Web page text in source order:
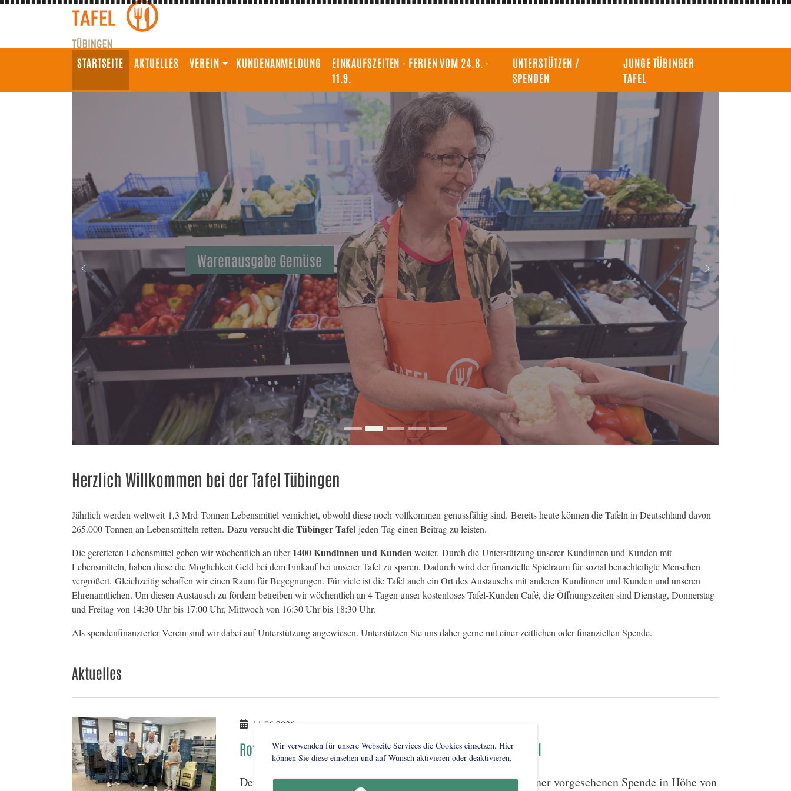
STARTSEITE AKTUELLES VEREIN KUNDENANMELDUNG
EINKAUFSZEITEN - FERIEN VOM 24.8. -
11.9.
UNTERSTÜTZEN /
SPENDEN
JUNGE TÜBINGER
TAFEL
Warenausgabe Gemüse
Kundin
Warenausgabe BrotAusgabe Kühlwaren
Previous Next
Herzlich Willkommen bei der Tafel Tübingen
Jährlich werden weltweit 1,3 Mrd Tonnen Lebensmittel vernichtet, obwohl diese noch vollkommen genussfähig sind. Bereits heute können die Tafeln in Deutschland davon
265.000 Tonnen an Lebensmitteln retten. Dazu versucht dieTübinger Tafel jeden Tag einen Beitrag zu leisten.
Die geretteten Lebensmittel geben wir wöchentlich an über1400 Kundinnen und Kundenweiter. Durch die Unterstützung unserer Kundinnen und Kunden mit
Lebensmitteln, haben diese die Möglichkeit Geld bei dem Einkauf bei unserer Tafel zu sparen. Dadurch wird der finanzielle Spielraum für sozial benachteiligte Menschen
vergrößert. Gleichzeitig schaffen wir einen Raum für Begegnungen. Für viele ist die Tafel auch ein Ort des Austauschs mit anderen Kundinnen und Kunden und unseren
Ehrenamtlichen. Um diesen Austausch zu fördern betreiben wir wöchentlich an 4 Tagen unser kostenloses Tafel-Kunden Café, die Öffnungszeiten sind Dienstag, Donnerstag
und Freitag von 14:30 Uhr bis 17:00 Uhr, Mittwoch von 16:30 Uhr bis 18:30 Uhr.
Als spendenfinanzierter Verein sind wir dabei auf Unterstützung angewiesen. Unterstützen Sie uns daher gerne mit einer zeitlichen oder finanziellen Spende.
Aktuelles
11.06.2026
Rotarier Club Reutlingen-Tübingen spendet Lebensmittel
Der Rotarier Club Reutlingen-Tübingen hat den ersten Teil seiner vorgesehenen Spende in Höhe von
Wir verwenden für unsere Webseite Services die Cookies einsetzen. Hier
können Sie diese einsehen und auf Wunsch aktivieren oder deaktivieren.